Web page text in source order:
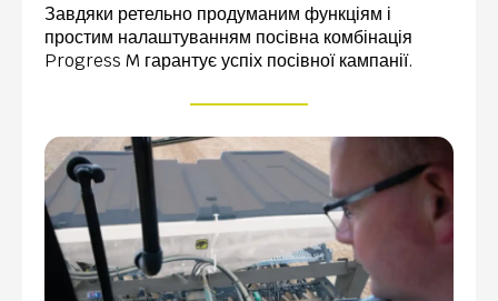
Завдяки ретельно продуманим функціям і
простим налаштуванням посівна комбінація
Progress M гарантує успіх посівної кампанії.